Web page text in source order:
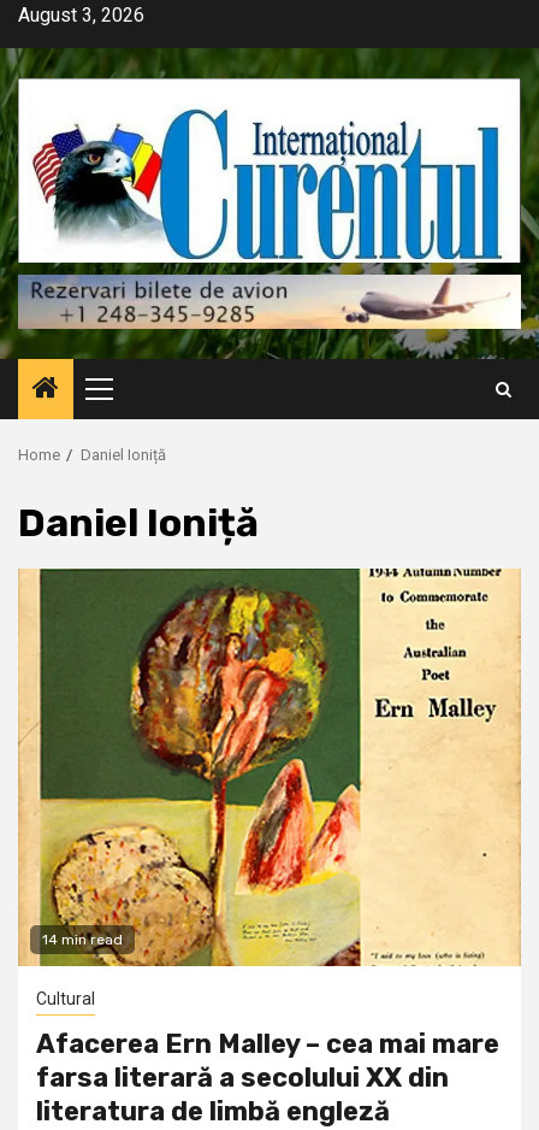
Skip
content
August 3, 2026
Primary
Menu
Home Daniel Ioniță
Daniel Ioniță
14 min read
Cultural
Afacerea Ern Malley – cea mai mare
farsa literară a secolului XX din
literatura de limbă engleză